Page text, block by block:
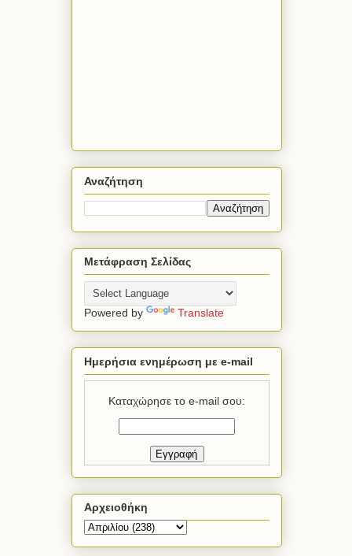
Αναζήτηση
Μετάφραση Σελίδας
Powered by Translate
Ημερήσια ενημέρωση με e-mail
Καταχώρησε το e-mail σου:
Αρχειοθήκη